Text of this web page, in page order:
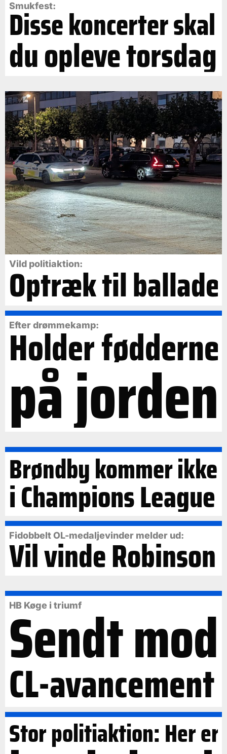
Smukfest:
Disse koncerter skal
du opleve torsdag
Vild politiaktion:
Optræk til ballade
Efter drømmekamp:
Holder fødderne
på jorden
Brøndby kommer ikke
i Champions League
Fidobbelt OL-medaljevinder melder ud:
Vil vinde Robinson
HB Køge i triumf
Sendt mod
CL-avancement
Stor politiaktion: Her er